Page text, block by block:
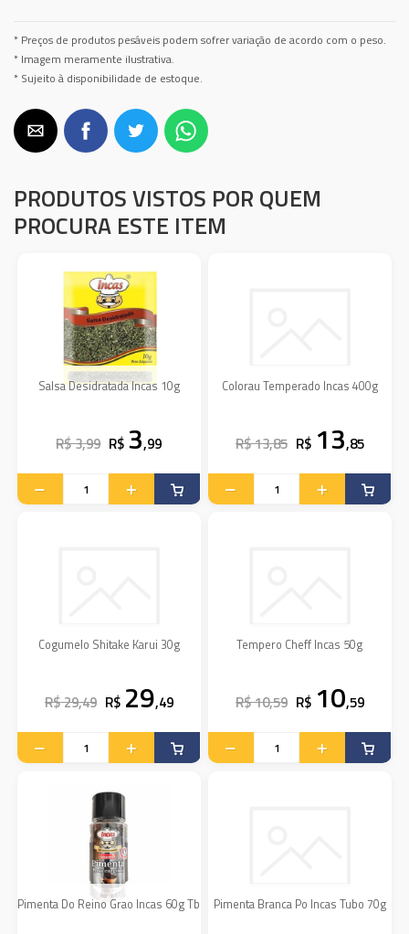
* Preços de produtos pesáveis podem sofrer variação de acordo com o peso.
* Imagem meramente ilustrativa.
* Sujeito à disponibilidade de estoque.
PRODUTOS VISTOS POR QUEM
PROCURA ESTE ITEM
Salsa Desidratada Incas 10g
R$ 3,99 R$ 3,99
Colorau Temperado Incas 400g
R$ 13,85 R$ 13,85
Cogumelo Shitake Karui 30g
R$ 29,49 R$ 29,49
Tempero Cheff Incas 50g
R$ 10,59 R$ 10,59
Pimenta Do Reino Grao Incas 60g Tb Pimenta Branca Po Incas Tubo 70g